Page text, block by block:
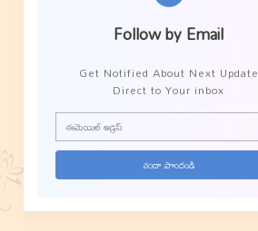
Follow by Email
Get Notified About Next Update
Direct to Your inbox